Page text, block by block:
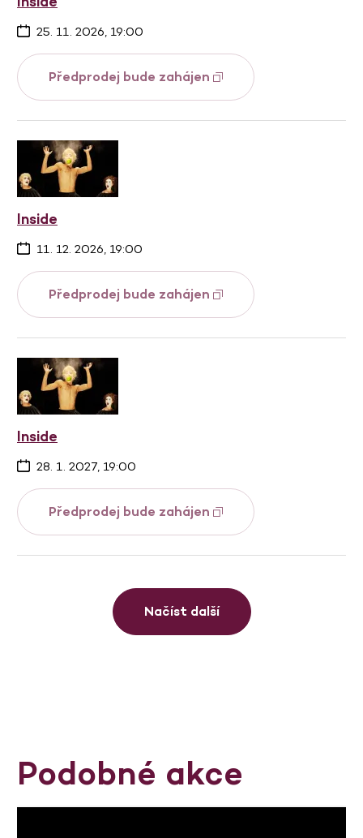
25. 11. 2026, 19:00
Předprodej bude zahájen
Inside
11. 12. 2026, 19:00
Předprodej bude zahájen
Inside
28. 1. 2027, 19:00
Předprodej bude zahájen
Načíst další
Podobné akce